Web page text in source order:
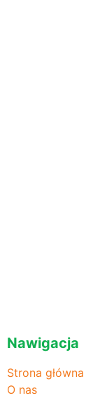
Nawigacja
Strona główna
O nas